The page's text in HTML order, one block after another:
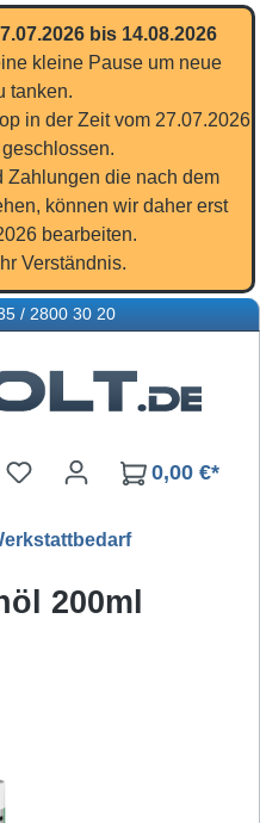
bis 14.08.2026
kleine Pause um neue
tanken.
in der Zeit vom 27.07.2026
Zahlungen die nach dem
können wir daher erst
bearbeiten.
Verständnis.
/ 2800 30 20
Du hast 0 Produkte auf
0,00 €*
200ml